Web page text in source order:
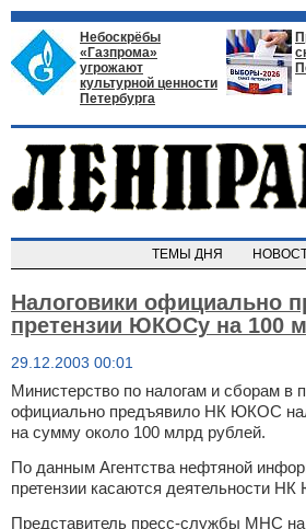
Небоскрёбы
«Газпрома»
угрожают
культурной ценности
Петербурга
ТЕМЫ ДНЯ
Налоговики официально
претензии ЮКОСу на 100
29.12.2003 00:01
Министерство по налогам и сборам в
официально предъявило НК ЮКОС
на сумму около 100 млрд рублей.
По данным Агентства нефтяной
претензии касаются деятельности
Представитель пресс-службы МНС